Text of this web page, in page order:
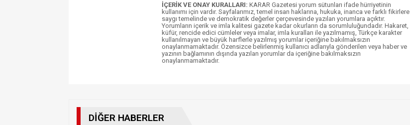
İÇERİK VE ONAY KURALLARI: KARAR Gazetesi yorum sütunları ifade hürriyetinin
kullanımı için vardır. Sayfalarımız, temel insan haklarına, hukuka, inanca ve farklı fikirlere
saygı temelinde ve demokratik değerler çerçevesinde yazılan yorumlara açıktır.
Yorumların içerik ve imla kalitesi gazete kadar okurların da sorumluluğundadır. Hakaret,
küfür, rencide edici cümleler veya imalar, imla kuralları ile yazılmamış, Türkçe karakter
kullanılmayan ve büyük harflerle yazılmış yorumlar içeriğine bakılmaksızın
onaylanmamaktadır. Özensizce belirlenmiş kullanıcı adlarıyla gönderilen veya haber ve
yazının bağlamının dışında yazılan yorumlar da içeriğine bakılmaksızın
onaylanmamaktadır.
DIĞER HABERLER